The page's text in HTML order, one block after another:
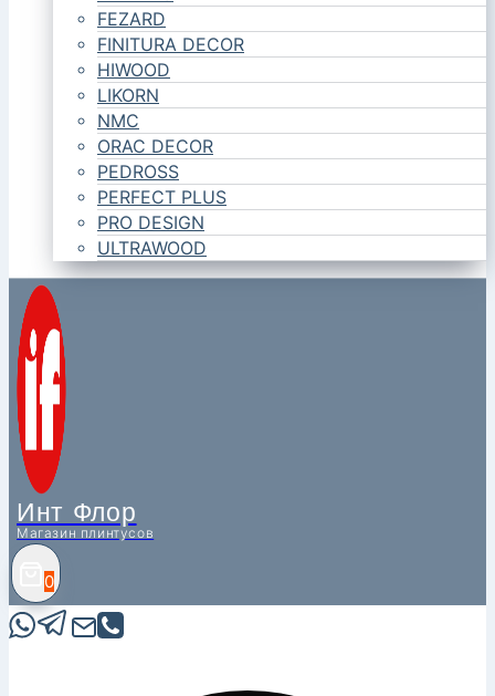
FEZARD
FINITURA DECOR
HIWOOD
LIKORN
NMC
ORAC DECOR
PEDROSS
PERFECT PLUS
PRO DESIGN
ULTRAWOOD
Инт Флор
Магазин плинтусов
0